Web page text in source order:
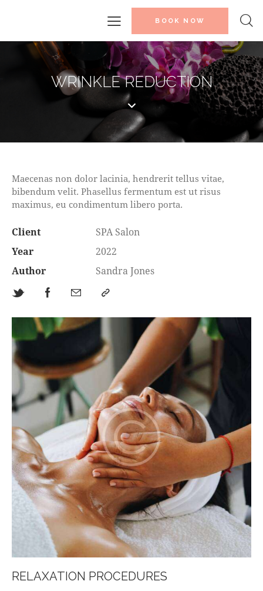
BOOK NOW
WRINKLE REDUCTION
Maecenas non dolor lacinia, hendrerit tellus vitae,
bibendum velit. Phasellus fermentum est ut risus
maximus, eu condimentum libero porta.
Client
SPA Salon
Year
2022
Author
Sandra Jones
RELAXATION PROCEDURES